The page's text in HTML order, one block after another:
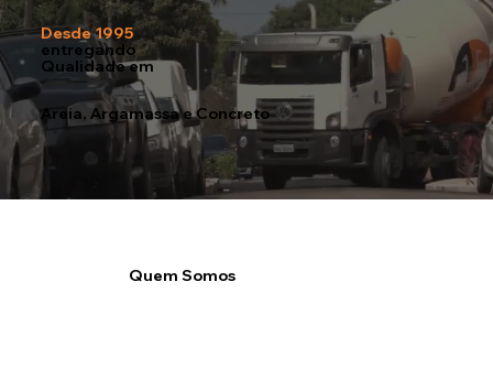
Desde 1995
entregando
Qualidade em
Areia, Argamassa e Concreto
Quem Somos